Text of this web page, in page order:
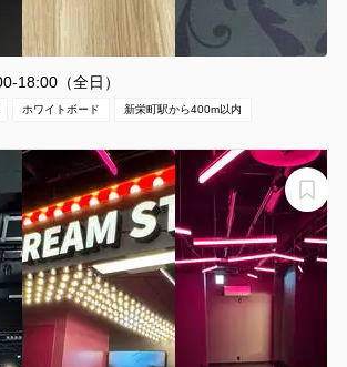
愛知県名古屋市中区新栄2-1-2
1〜9名
18:00（全日）
ホワイトボード 新栄町駅から400m以内
WORLD IDOL REPUBLIC
DREAM STAGE